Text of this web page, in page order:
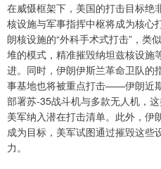
在威慑框架下，美国的打击目标绝
核设施与军事指挥中枢将成为核心
朗核设施的“外科手术式打击”，类
堆的模式，精准摧毁纳坦兹核设施
进。同时，伊朗伊斯兰革命卫队的
事基地也将被重点打击——伊朗近
部署苏-35战斗机与多款无人机，
美军纳入潜在打击清单。此外，伊
成为目标，美军试图通过摧毁这些
力。